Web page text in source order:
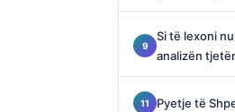
Si të lexoni
analizën
Pyetje të